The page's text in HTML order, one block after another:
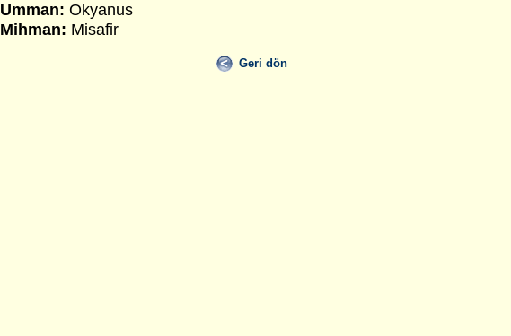
Umman: Okyanus
Mihman: Misafir
Geri dön